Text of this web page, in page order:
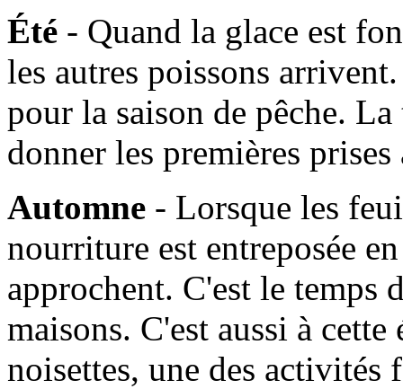
Été - Quand la glace est
les autres poissons
pour la saison de pêche.
donner les premières
Automne - Lorsque les
nourriture est entreposée
approchent. C'est le temps
maisons. C'est aussi à
noisettes, une des